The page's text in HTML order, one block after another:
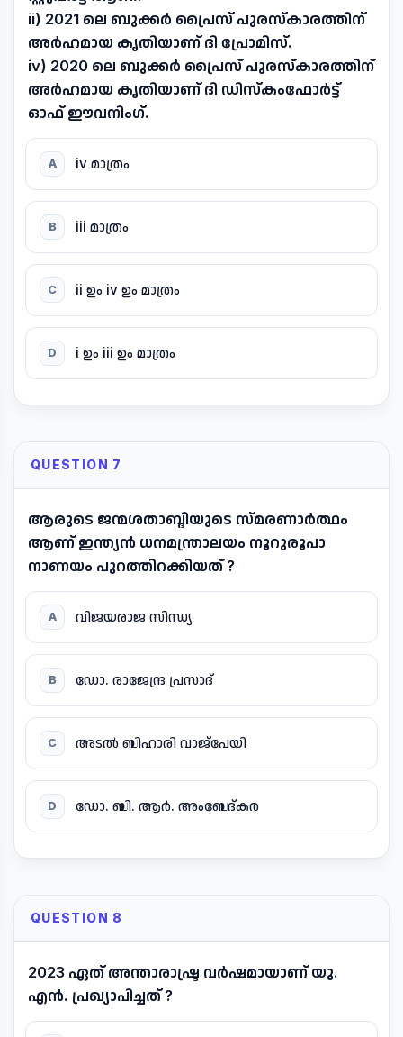
ii) 2021 ലെ ബുക്കർ പ്രൈസ് പുരസ്കാരത്തിന്
അർഹമായ കൃതിയാണ് ദി പ്രോമിസ്.
iv) 2020 ലെ ബുക്കർ പ്രൈസ് പുരസ്കാരത്തിന്
അർഹമായ കൃതിയാണ് ദി ഡിസ്കംഫോർട്ട്
ഓഫ് ഈവനിംഗ്.
A iv മാത്രം
B iii മാത്രം
C ii ഉം iv ഉം മാത്രം
D i ഉം iii ഉം മാത്രം
QUESTION 7
ആരുടെ ജന്മശതാബ്ദിയുടെ സ്മരണാർത്ഥം
ആണ് ഇന്ത്യൻ ധനമന്ത്രാലയം നൂറുരൂപാ
നാണയം പുറത്തിറക്കിയത് ?
A വിജയരാജ സിന്ധ്യ
B ഡോ. രാജേന്ദ്ര പ്രസാദ്
C അടൽ ബിഹാരി വാജ്പേയി
D ഡോ. ബി. ആർ. അംബേദ്കർ
QUESTION 8
2023 ഏത് അന്താരാഷ്ട്ര വർഷമായാണ് യു.
എൻ. പ്രഖ്യാപിച്ചത് ?